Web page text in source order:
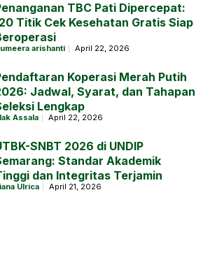
TBC Pati Dipercepat:
Titik Cek Kesehatan Gratis Siap
arishanti April 22, 2026
Koperasi Merah Putih
Jadwal, Syarat, dan Tahapan
Lengkap
Assala April 22, 2026
SNBT 2026 di UNDIP
Standar Akademik
dan Integritas Terjamin
Ulrica April 21, 2026